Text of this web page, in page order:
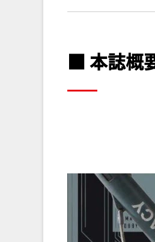
■ 本誌概